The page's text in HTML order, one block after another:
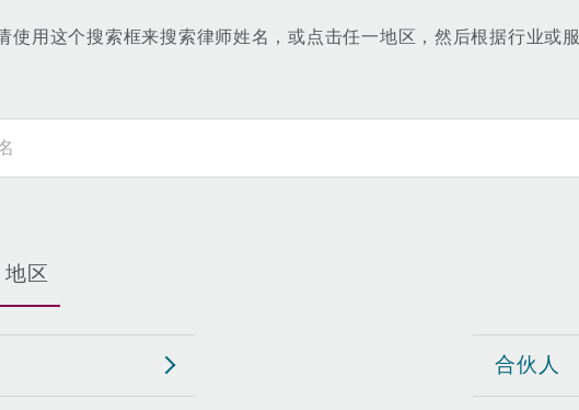
Repair & Overhaul)
Aviation
& Environment
使用这个搜索框来搜索律师姓名，或点击任一地区，然后根据行业或
地区
合伙人